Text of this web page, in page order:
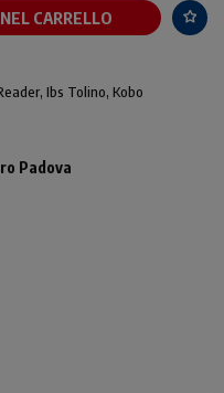
CARRELLO
Ibs Tolino, Kobo
Padova